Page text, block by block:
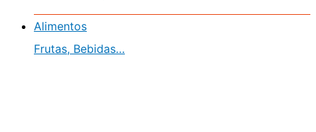
Alimentos
Frutas, Bebidas…